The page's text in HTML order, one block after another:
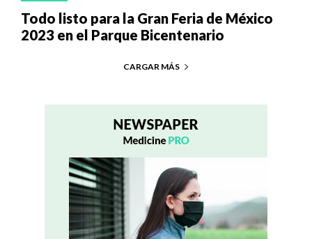
Todo listo para la Gran Feria de México
2023 en el Parque Bicentenario
CARGAR MÁS